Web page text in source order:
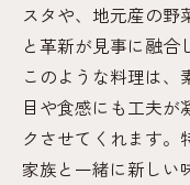
スタや、地元産の野
と革新が見事に融合
このような料理は、
目や食感にも工夫が
クさせてくれます。
家族と一緒に新しい